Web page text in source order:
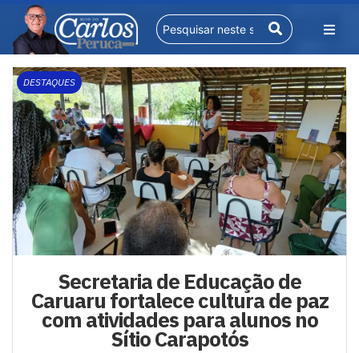
DESTAQUES
Secretaria de Educação de
Caruaru fortalece cultura de paz
com atividades para alunos no
Sítio Carapotós